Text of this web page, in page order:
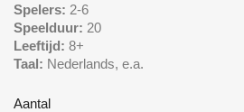
Spelers: 2-6
Speelduur: 20
Leeftijd: 8+
Taal: Nederlands, e.a.
Aantal